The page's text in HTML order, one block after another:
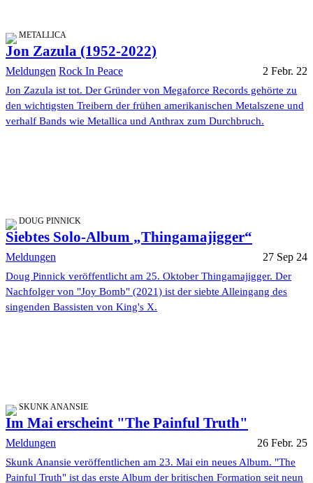
METALLICA
Jon Zazula (1952-2022)
Meldungen Rock In Peace 2 Febr. 22
Jon Zazula ist tot. Der Gründer von Megaforce Records gehörte zu
den wichtigsten Treibern der frühen amerikanischen Metalszene und
verhalf Bands wie Metallica und Anthrax zum Durchbruch.
DOUG PINNICK
Siebtes Solo-Album „Thingamajigger“
Meldungen 27 Sep 24
Doug Pinnick veröffentlicht am 25. Oktober Thingamajigger. Der
Nachfolger von "Joy Bomb" (2021) ist der siebte Alleingang des
singenden Bassisten von King's X.
SKUNK ANANSIE
Im Mai erscheint "The Painful Truth"
Meldungen 26 Febr. 25
Skunk Anansie veröffentlichen am 23. Mai ein neues Album. "The
Painful Truth" ist das erste Album der britischen Formation seit neun